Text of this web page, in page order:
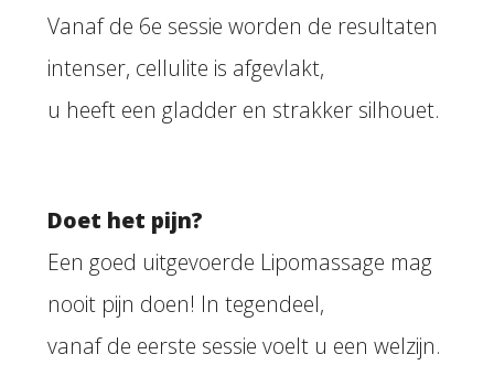
Vanaf de 6e sessie worden de resultaten
intenser, cellulite is afgevlakt,
u heeft een gladder en strakker silhouet.
Doet het pijn?
Een goed uitgevoerde Lipomassage mag
nooit pijn doen! In tegendeel,
vanaf de eerste sessie voelt u een welzijn.